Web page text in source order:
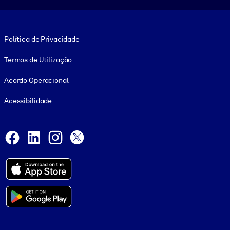
Política de Privacidade
Termos de Utilização
Acordo Operacional
Acessibilidade
Facebook
LinkedInInstagram